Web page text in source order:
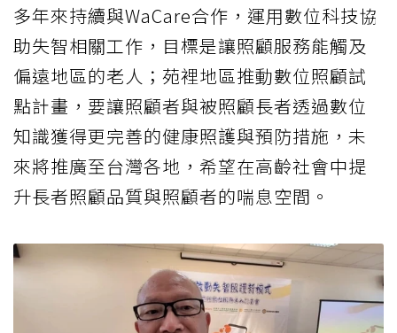
多年來持續與WaCare合作，運用數位科技協
助失智相關工作，目標是讓照顧服務能觸及
偏遠地區的老人；苑裡地區推動數位照顧試
點計畫，要讓照顧者與被照顧長者透過數位
知識獲得更完善的健康照護與預防措施，未
來將推廣至台灣各地，希望在高齡社會中提
升長者照顧品質與照顧者的喘息空間。